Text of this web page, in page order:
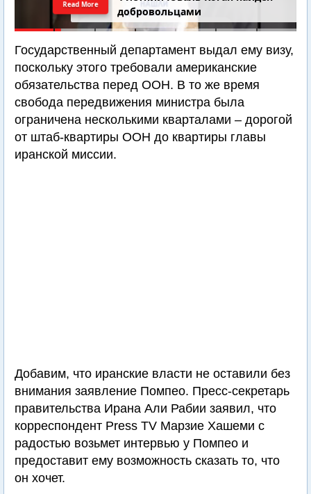
добровольцами
Read More
Государственный департамент выдал ему визу,
поскольку этого требовали американские
обязательства перед ООН. В то же время
свобода передвижения министра была
ограничена несколькими кварталами – дорогой
от штаб-квартиры ООН до квартиры главы
иранской миссии.
Добавим, что иранские власти не оставили без
внимания заявление Помпео. Пресс-секретарь
правительства Ирана Али Рабии заявил, что
корреспондент Press TV Марзие Хашеми с
радостью возьмет интервью у Помпео и
предоставит ему возможность сказать то, что
он хочет.